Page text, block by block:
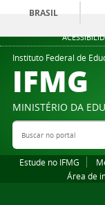
BRASIL
Instituto Federal de
IFMG
MINISTÉRIO DA
Buscar no portal
Estude no IFMG
Área de